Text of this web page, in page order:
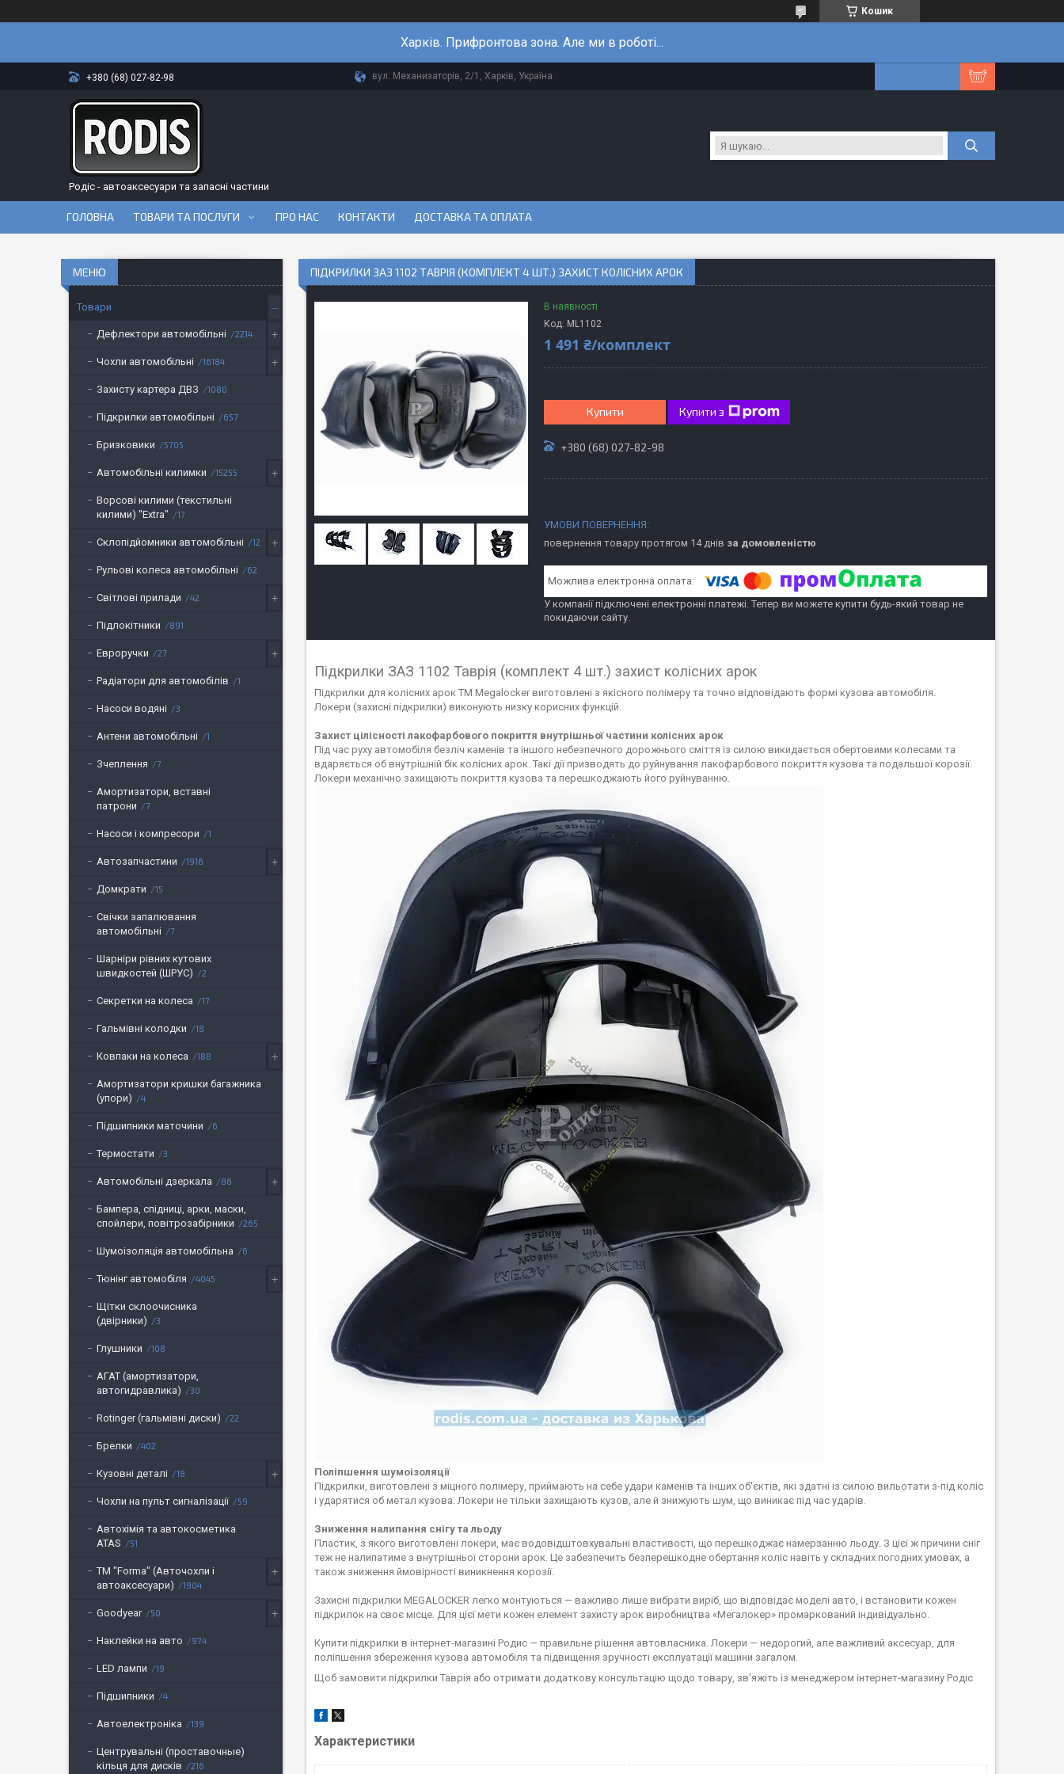
Кошик
Харків. Прифронтова зона. Але ми в роботі...
+380 (68) 027-82-98 вул. Механизаторів, 2/1, Харків, Україна
Родіс - автоаксесуари та запасні частини
ГОЛОВНА ТОВАРИ ТА ПОСЛУГИ ПРО НАС КОНТАКТИ ДОСТАВКА ТА ОПЛАТА
ПІДКРИЛКИ ЗАЗ 1102 ТАВРІЯ (КОМПЛЕКТ 4 ШТ.) ЗАХИСТ КОЛІСНИХ АРОК
В наявності
Код: ML1102
1 491 ₴/комплект
Купити Купити з
+380 (68) 027-82-98
повернення товару протягом 14 днів за домовленістю
У компанії підключені електронні платежі. Тепер ви можете купити будь-який товар не
покидаючи сайту.
Підкрилки ЗАЗ 1102 Таврія (комплект 4 шт.) захист колісних арок
Підкрилки для колісних арок ТМ Megalocker виготовлені з якісного полімеру та точно відповідають формі кузова автомобіля.
Локери (захисні підкрилки) виконують низку корисних функцій.
Захист цілісності лакофарбового покриття внутрішньої частини колісних арок
Під час руху автомобіля безліч каменів та іншого небезпечного дорожнього сміття із силою викидається обертовими колесами та
вдаряється об внутрішній бік колісних арок. Такі дії призводять до руйнування лакофарбового покриття кузова та подальшої корозії.
Локери механічно захищають покриття кузова та перешкоджають його руйнуванню.
Поліпшення шумоізоляції
Підкрилки, виготовлені з міцного полімеру, приймають на себе удари каменів та інших об'єктів, які здатні із силою вильотати з-під коліс
і ударятися об метал кузова. Локери не тільки захищають кузов, але й знижують шум, що виникає під час ударів.
Зниження налипання снігу та льоду
Пластик, з якого виготовлені локери, має водовідштовхувальні властивості, що перешкоджає намерзанню льоду. З цієї ж причини сніг
теж не налипатиме з внутрішньої сторони арок. Це забезпечить безперешкодне обертання коліс навіть у складних погодних умовах, а
також зниження ймовірності виникнення корозії.
Захисні підкрилки MEGALOCKER легко монтуються — важливо лише вибрати виріб, що відповідає моделі авто, і встановити кожен
підкрилок на своє місце. Для цієї мети кожен елемент захисту арок виробництва «Мегалокер» промаркований індивідуально.
Купити підкрилки в інтернет-магазині Родис — правильне рішення автовласника. Локери — недорогий, але важливий аксесуар, для
поліпшення збереження кузова автомобіля та підвищення зручності експлуатації машини загалом.
Щоб замовити підкрилки Таврія або отримати додаткову консультацію щодо товару, зв'яжіть із менеджером інтернет-магазину Родіс
Характеристики
Товари
Дефлектори автомобільні 2214
Чохли автомобільні 16184
Захисту картера ДВЗ 1080
Підкрилки автомобільні 657
Бризковики 5705
Автомобільні килимки 15255
Ворсові килими (текстильні
килими) "Extra"
17
Склопідйомники автомобільні 12
Рульові колеса автомобільні 62
Світлові прилади 42
Підлокітники 891
Евроручки 27
Радіатори для автомобілів 1
Насоси водяні 3
Антени автомобільні 1
Зчеплення 7
Амортизатори, вставні
патрони
7
Насоси і компресори 1
Автозапчастини 1916
Домкрати 15
Свічки запалювання
автомобільні
7
Шарніри рівних кутових
швидкостей (ШРУС)
2
Секретки на колеса 17
Гальмівні колодки 18
Ковпаки на колеса 188
Амортизатори кришки багажника
(упори)
4
Підшипники маточини 6
Термостати 3
Автомобільні дзеркала 86
Бампера, спідниці, арки, маски,
спойлери, повітрозабірники
265
Шумоізоляція автомобільна 6
Тюнінг автомобіля 4045
Щітки склоочисника
(двірники)
3
Глушники 108
АГАТ (амортизатори,
автогидравлика)
30
Rotinger (гальмівні диски) 22
Брелки 402
Кузовні деталі 18
Чохли на пульт сигналізації 59
Автохімія та автокосметика
ATAS
51
ТМ "Forma" (Авточохли і
автоаксесуари)
1904
Goodyear 50
Наклейки на авто 974
LED лампи 19
Підшипники 4
Автоелектроніка 139
Центрувальні (проставочные)
кільця для дисків
216